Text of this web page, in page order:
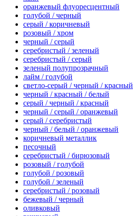
оранжевый флуоресцентный
голубой / черный
серый / коричневый
розовый / хром
черный / серый
серебристый / зеленый
серебристый / серый
зеленый полупрозрачный
лайм / голубой
светло-серый / черный / красный
черный / красный / белый
серый / черный / красный
черный / серый / оранжевый
серый / серебристый
черный / белый / оранжевый
коричневый металлик
песочный
серебристый / бирюзовый
розовый / голубой
голубой / розовый
голубой / зеленый
серебристый / розовый
бежевый / черный
оливковый